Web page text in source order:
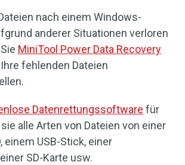
nach einem Windows-
anderer Situationen verloren
MiniTool Power Data Recovery
fehlenden Dateien
Datenrettungssoftware für
alle Arten von Dateien von einer
einem USB-Stick, einer
SD-Karte usw.